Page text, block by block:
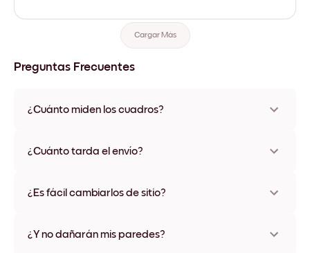
Cargar Más
Preguntas Frecuentes
¿Cuánto miden los cuadros?
varios materiales y colores de marco, incluidas opciones sin
¿Cuánto tarda el envío?
disponibles en algunos países. Te enviaremos un número de
¿Es fácil cambiarlos de sitio?
ningún daño
¿Y no dañarán mis paredes?